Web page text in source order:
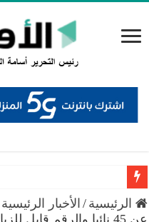
البيان الختامي لاجتماع
الرئيسية / الأخبار الرئيسية